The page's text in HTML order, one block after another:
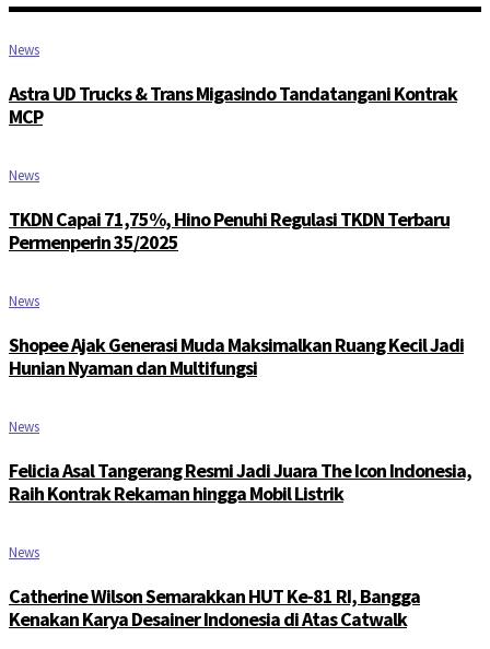
News
Astra UD Trucks & Trans Migasindo Tandatangani Kontrak
MCP
News
TKDN Capai 71,75%, Hino Penuhi Regulasi TKDN Terbaru
Permenperin 35/2025
News
Shopee Ajak Generasi Muda Maksimalkan Ruang Kecil Jadi
Hunian Nyaman dan Multifungsi
News
Felicia Asal Tangerang Resmi Jadi Juara The Icon Indonesia,
Raih Kontrak Rekaman hingga Mobil Listrik
News
Catherine Wilson Semarakkan HUT Ke-81 RI, Bangga
Kenakan Karya Desainer Indonesia di Atas Catwalk